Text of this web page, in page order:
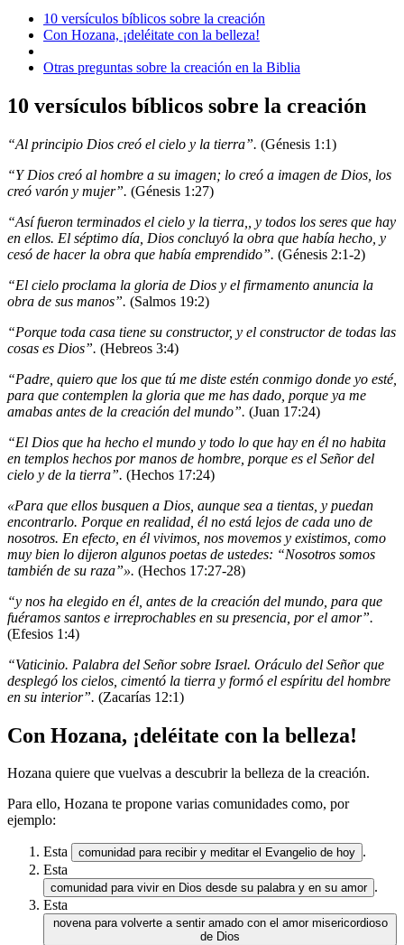
10 versículos bíblicos sobre la creación
Con Hozana, ¡deléitate con la belleza!
Otras preguntas sobre la creación en la Biblia
10 versículos bíblicos sobre la creación
“Al principio Dios creó el cielo y la tierra”. (Génesis 1:1)
“Y Dios creó al hombre a su imagen; lo creó a imagen de Dios, los
creó varón y mujer”. (Génesis 1:27)
“Así fueron terminados el cielo y la tierra,, y todos los seres que hay
en ellos. El séptimo día, Dios concluyó la obra que había hecho, y
cesó de hacer la obra que había emprendido”. (Génesis 2:1-2)
“El cielo proclama la gloria de Dios y el firmamento anuncia la
obra de sus manos”. (Salmos 19:2)
“Porque toda casa tiene su constructor, y el constructor de todas las
cosas es Dios”. (Hebreos 3:4)
“Padre, quiero que los que tú me diste estén conmigo donde yo esté,
para que contemplen la gloria que me has dado, porque ya me
amabas antes de la creación del mundo”. (Juan 17:24)
“El Dios que ha hecho el mundo y todo lo que hay en él no habita
en templos hechos por manos de hombre, porque es el Señor del
cielo y de la tierra”. (Hechos 17:24)
«Para que ellos busquen a Dios, aunque sea a tientas, y puedan
encontrarlo. Porque en realidad, él no está lejos de cada uno de
nosotros. En efecto, en él vivimos, nos movemos y existimos, como
muy bien lo dijeron algunos poetas de ustedes: “Nosotros somos
también de su raza”». (Hechos 17:27-28)
“y nos ha elegido en él, antes de la creación del mundo, para que
fuéramos santos e irreprochables en su presencia, por el amor”.
(Efesios 1:4)
“Vaticinio. Palabra del Señor sobre Israel. Oráculo del Señor que
desplegó los cielos, cimentó la tierra y formó el espíritu del hombre
en su interior”. (Zacarías 12:1)
Con Hozana, ¡deléitate con la belleza!
Hozana quiere que vuelvas a descubrir la belleza de la creación.
Para ello, Hozana te propone varias comunidades como, por
ejemplo:
Esta comunidad para recibir y meditar el Evangelio de hoy .
Esta
comunidad para vivir en Dios desde su palabra y en su amor .
Esta
novena para volverte a sentir amado con el amor misericordioso
de Dios